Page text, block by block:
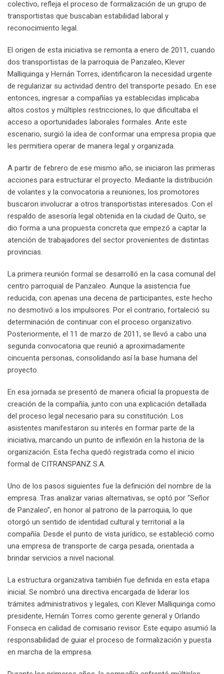
colectivo, refleja el proceso de formalización de un grupo de
transportistas que buscaban estabilidad laboral y
reconocimiento legal.
El origen de esta iniciativa se remonta a enero de 2011, cuando
dos transportistas de la parroquia de Panzaleo, Klever
Malliquinga y Hernán Torres, identificaron la necesidad urgente
de regularizar su actividad dentro del transporte pesado. En ese
entonces, ingresar a compañías ya establecidas implicaba
altos costos y múltiples restricciones, lo que dificultaba el
acceso a oportunidades laborales formales. Ante este
escenario, surgió la idea de conformar una empresa propia que
les permitiera operar de manera legal y organizada.
A partir de febrero de ese mismo año, se iniciaron las primeras
acciones para estructurar el proyecto. Mediante la distribución
de volantes y la convocatoria a reuniones, los promotores
buscaron involucrar a otros transportistas interesados. Con el
respaldo de asesoría legal obtenida en la ciudad de Quito, se
dio forma a una propuesta concreta que empezó a captar la
atención de trabajadores del sector provenientes de distintas
provincias.
La primera reunión formal se desarrolló en la casa comunal del
centro parroquial de Panzaleo. Aunque la asistencia fue
reducida, con apenas una decena de participantes, este hecho
no desmotivó a los impulsores. Por el contrario, fortaleció su
determinación de continuar con el proceso organizativo.
Posteriormente, el 11 de marzo de 2011, se llevó a cabo una
segunda convocatoria que reunió a aproximadamente
cincuenta personas, consolidando así la base humana del
proyecto.
En esa jornada se presentó de manera oficial la propuesta de
creación de la compañía, junto con una explicación detallada
del proceso legal necesario para su constitución. Los
asistentes manifestaron su interés en formar parte de la
iniciativa, marcando un punto de inflexión en la historia de la
organización. Esta fecha quedó registrada como el inicio
formal de CITRANSPANZ S.A.
Uno de los pasos siguientes fue la definición del nombre de la
empresa. Tras analizar varias alternativas, se optó por “Señor
de Panzaleo”, en honor al patrono de la parroquia, lo que
otorgó un sentido de identidad cultural y territorial a la
compañía. Desde el punto de vista jurídico, se estableció como
una empresa de transporte de carga pesada, orientada a
brindar servicios a nivel nacional.
La estructura organizativa también fue definida en esta etapa
inicial. Se nombró una directiva encargada de liderar los
trámites administrativos y legales, con Klever Malliquinga como
presidente, Hernán Torres como gerente general y Orlando
Fonseca en calidad de comisario revisor. Este equipo asumió la
responsabilidad de guiar el proceso de formalización y puesta
en marcha de la empresa.